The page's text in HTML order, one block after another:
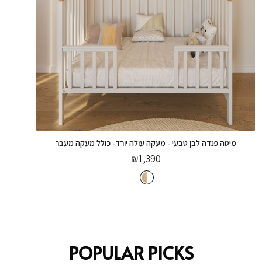
מיטה פנדה לבן טבעי - מעקה עולה יורד- כולל מעקה מעבר
₪1,390
POPULAR PICKS